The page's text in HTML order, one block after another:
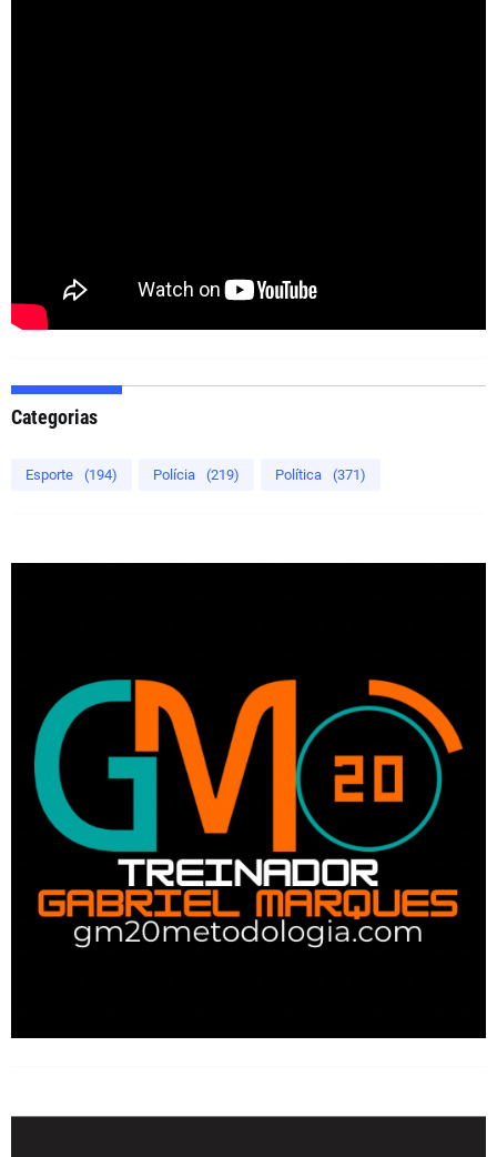
Categorias
Esporte (194) Polícia (219) Política (371)